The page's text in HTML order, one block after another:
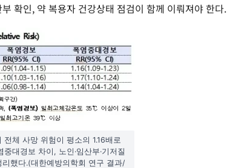
확인, 약 복용자 건강상태 점검이 함께 이뤄져야 한다.
체 사망 위험이 평소의 1.16배로
대경보 차이, 노인·임산부·기저질
했다.(대한예방의학회 연구 결과/